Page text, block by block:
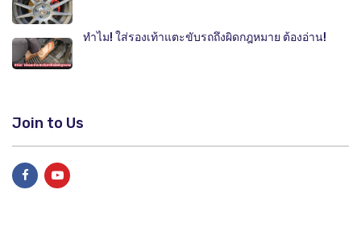
ทำไม! ใส่รองเท้าแตะขับรถถึงผิดกฎหมาย ต้องอ่าน!
Join to Us